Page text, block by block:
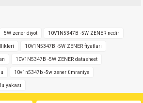
öneri formunu kullanarak tarafımıza
bulunuyor.
5W zener diyot 10V1N5347B -5W ZENER nedir
10V1N5347B -5W ZENER fiyatları
10V1N5347B -5W ZENER datasheet
10v1n5347b -5w zener ümraniye
yakası